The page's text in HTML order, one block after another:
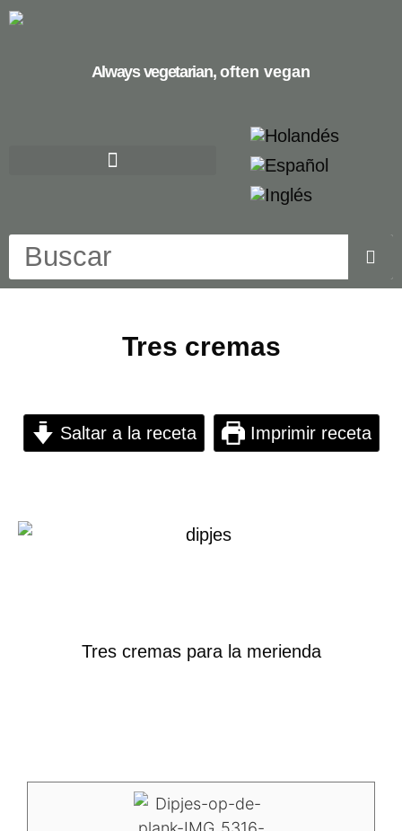
Always vegetarian, often vegan
Tres cremas
Saltar a la receta Imprimir receta
Tres cremas para la merienda